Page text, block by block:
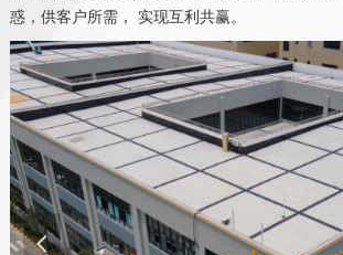
惑，供客户所需， 实现互利共赢。
넳